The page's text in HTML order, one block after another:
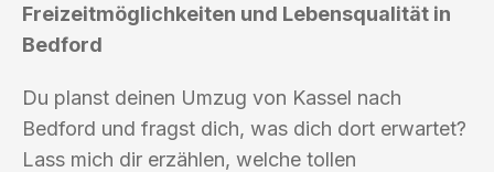
Freizeitmöglichkeiten und Lebensqualität in
Bedford
Du planst deinen Umzug von Kassel nach
Bedford und fragst dich, was dich dort erwartet?
Lass mich dir erzählen, welche tollen